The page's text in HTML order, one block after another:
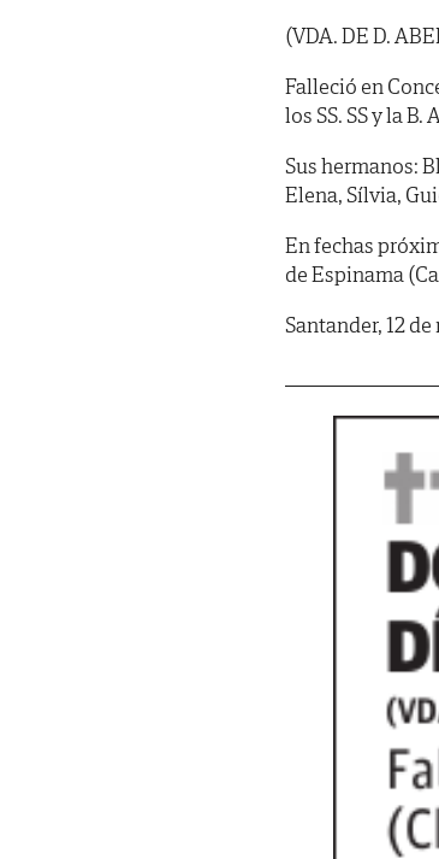
(VDA. DE D.
Falleció en
los SS. SS y la
Sus hermanos:
Elena, Sílvia,
En fechas
de Espinama
Santander, 12